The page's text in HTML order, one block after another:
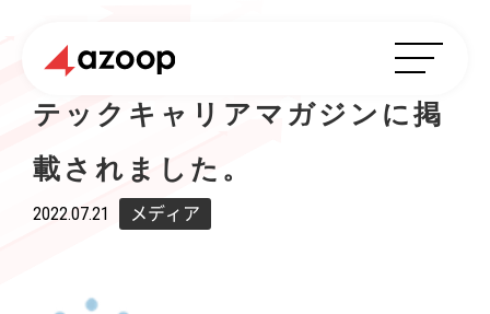
テックキャリアマガジンに掲
載されました。
2022.07.21 メディア